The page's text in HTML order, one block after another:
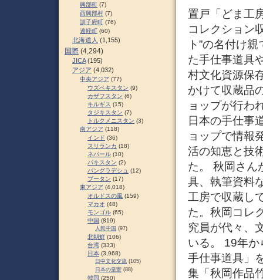
置戸「どま工
コレクション
ト”の名付け
た手仕事道具
村文化資源保
かけて収蔵品
ョップが行わ
日本の手仕事
ョップで情報
活の知恵と技
た。 秋岡さん
具、執筆資料
工房で収蔵し
た。秋岡コレ
究員が代々、
いる。 19年
手仕事道具」
集「秋岡作品
興部町 (7)
西興部村 (7)
訓子府町 (76)
遠軽町 (60)
北海道人 (1,155)
国際 (4,294)
JICA(195)
アジア (4,032)
中央アジア (77)
ウズベキスタン (9)
カザフスタン (6)
キルギス (15)
タジキスタン (7)
トルクメニスタン (3)
南アジア (118)
インド (36)
スリランカ (18)
ネパール (10)
パキスタン (2)
バングラデシュ (12)
ブータン (17)
東アジア (4,018)
オルドスの風 (159)
マカオ (48)
モンゴル (65)
中国 (819)
人民中国 (97)
北朝鮮 (106)
台湾 (333)
日本 (3,968)
日中文化交流 (105)
日本の皇室 (88)
韓国 (250)